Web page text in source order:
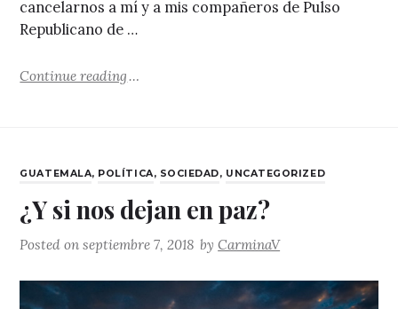
cancelarnos a mí y a mis compañeros de Pulso
Republicano de …
Continue reading "Ancestrales"
CATEGORIES
GUATEMALA, POLÍTICA, SOCIEDAD, UNCATEGORIZED
¿Y si nos dejan en paz?
Posted onseptiembre 7, 2018 byCarminaV